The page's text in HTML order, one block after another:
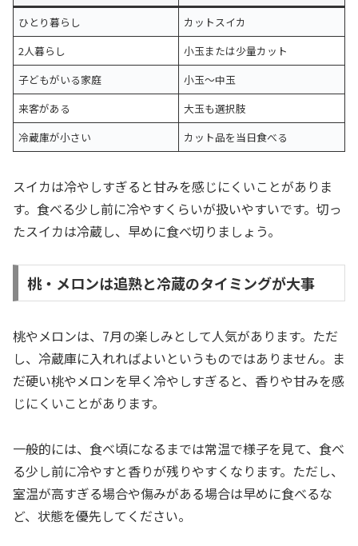
ひとり暮らし
カットスイカ
2人暮らし
小玉または少量カット
子どもがいる家庭
小玉〜中玉
来客がある
大玉も選択肢
冷蔵庫が小さい
カット品を当日食べる
スイカは冷やしすぎると甘みを感じにくいことがありま
す。食べる少し前に冷やすくらいが扱いやすいです。切っ
たスイカは冷蔵し、早めに食べ切りましょう。
桃・メロンは追熟と冷蔵のタイミングが大事
桃やメロンは、7月の楽しみとして人気があります。ただ
し、冷蔵庫に入れればよいというものではありません。ま
だ硬い桃やメロンを早く冷やしすぎると、香りや甘みを感
じにくいことがあります。
一般的には、食べ頃になるまでは常温で様子を見て、食べ
る少し前に冷やすと香りが残りやすくなります。ただし、
室温が高すぎる場合や傷みがある場合は早めに食べるな
ど、状態を優先してください。